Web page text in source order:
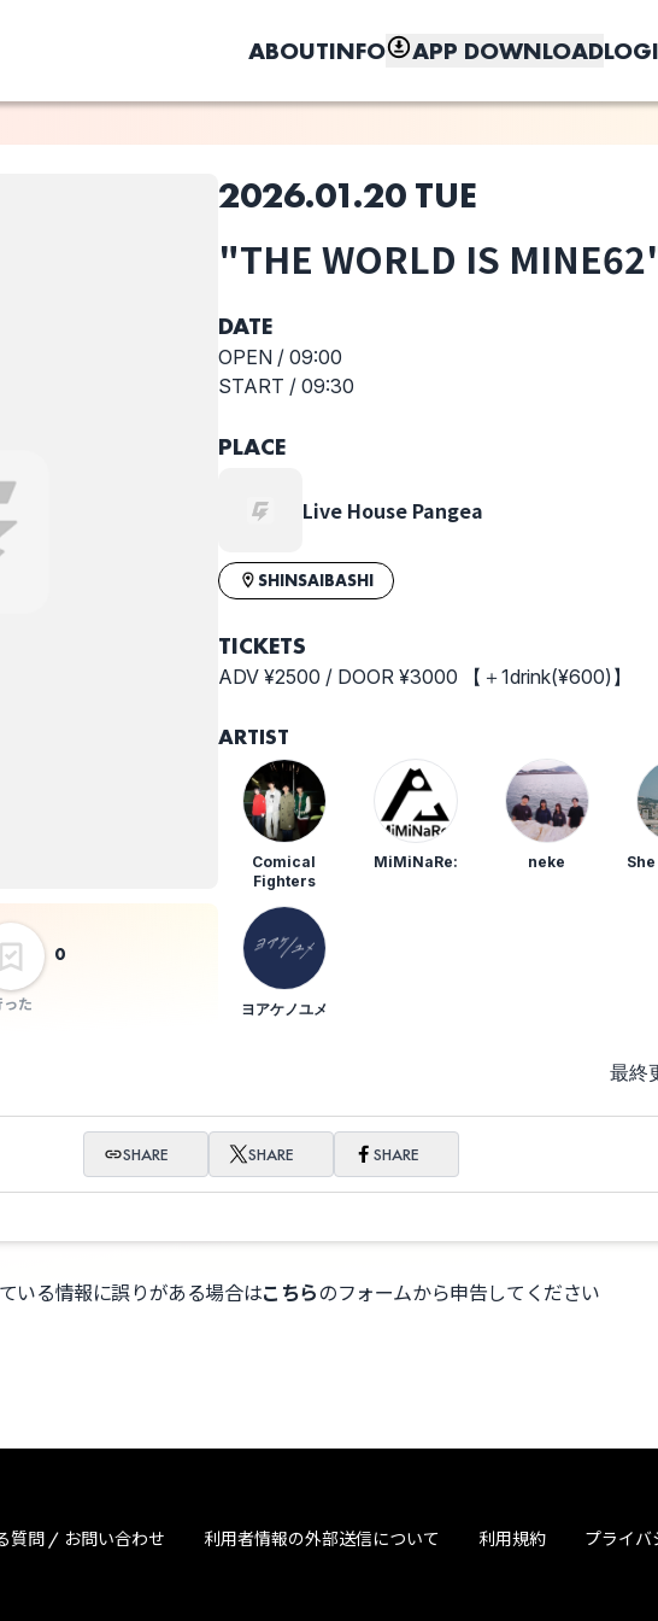
ABOUTINFO APP DOWNLOAD
った
0
2026.01.20 TUE
"THE WORLD IS
DATE
OPEN / 09:00
START / 09:30
PLACE
Live House Pangea
SHINSAIBASHI
TICKETS
ADV ¥2500 / DOOR ¥3000 【＋1drink(¥600)】
ARTIST
Comical
Fighters
MiMiNaRe: neke
ヨアケノユメ
最終
SHARE SHARE SHARE
いる情報に誤りがある場合はこちらのフォームから申告してください
このライブの取り置きは終了しました
質問 / お問い合わせ 利用者情報の外部送信について 利用規約 プライバ